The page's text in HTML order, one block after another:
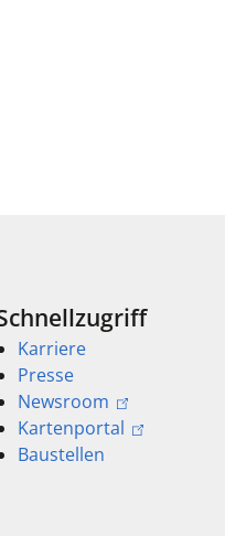
Karriere
Presse
Newsroom
Kartenportal
Baustellen